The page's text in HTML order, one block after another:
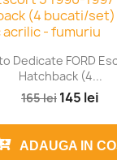
Dedicate FORD
Hatchback (4...
165 lei 145 lei
ADAUGA IN